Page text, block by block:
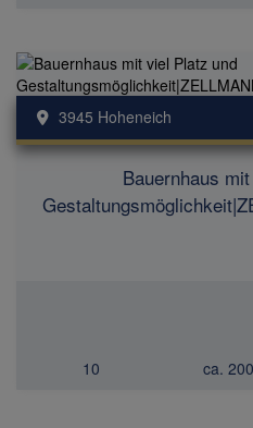
Bauernhaus
3945 Hoheneich
10 ca.